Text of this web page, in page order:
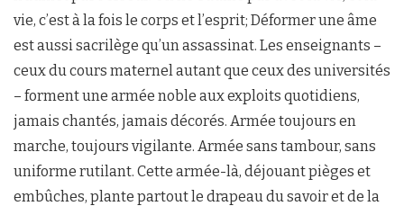
vie, c’est à la fois le corps et l’esprit; Déformer une âme
est aussi sacrilège qu’un assassinat. Les enseignants –
ceux du cours maternel autant que ceux des universités
– forment une armée noble aux exploits quotidiens,
jamais chantés, jamais décorés. Armée toujours en
marche, toujours vigilante. Armée sans tambour, sans
uniforme rutilant. Cette armée-là, déjouant pièges et
embûches, plante partout le drapeau du savoir et de la